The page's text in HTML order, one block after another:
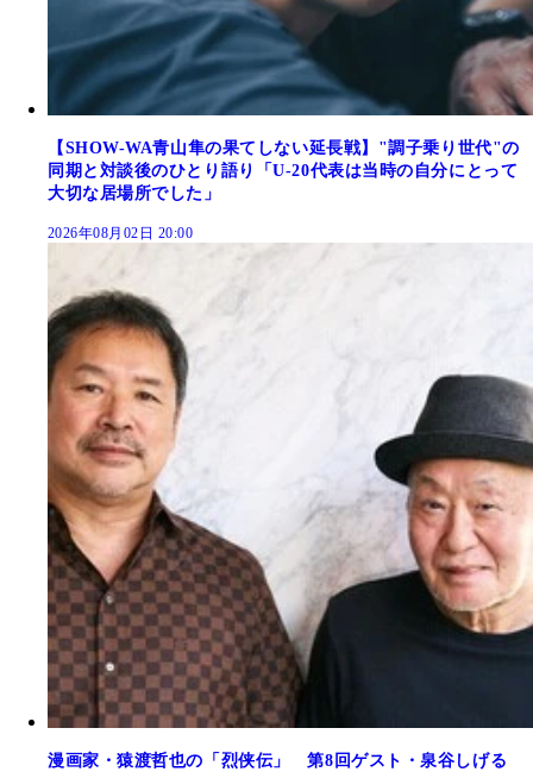
【SHOW-WA青山隼の果てしない延長戦】"調子乗り世代"の
同期と対談後のひとり語り「U-20代表は当時の自分にとって
大切な居場所でした」
2026年08月02日 20:00
漫画家・猿渡哲也の「烈侠伝」 第8回ゲスト・泉谷しげる